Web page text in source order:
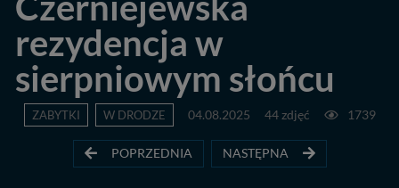
rezydencja w
sierpniowym słońcu
ZABYTKI W DRODZE 04.08.2025 44 zdjęć 1739
POPRZEDNIA NASTĘPNA